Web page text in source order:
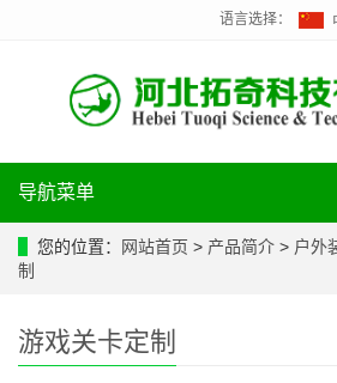
语言选择：
导航菜单
您的位置： 网站首页 > 产品简介 > 户外
制
游戏关卡定制